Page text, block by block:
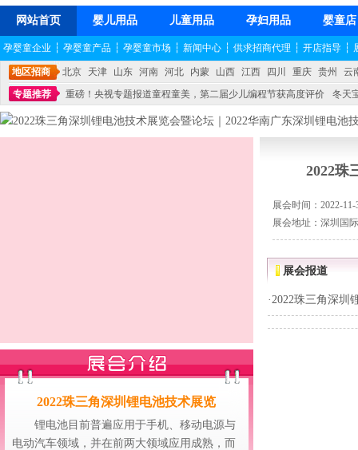
网站首页 婴儿用品 儿童用品 孕妇用品 婴童店
孕婴童企业 ┆ 孕婴童产品 ┆ 孕婴童市场 ┆ 新闻中心 ┆ 供求招商代理 ┆ 开店指导 ┆
地区招商 北京 天津 山东 河南 河北 内蒙 山西 江西 四川 重庆 贵州
云
专题推荐
重磅！央视专题报道童程童美，第二届少儿编程节获高度评价
冬天
不能再单纯地销售产品,而要向增强服务转型,毕竟母婴产品比较特殊。”
妇幼广场
2022珠三角深圳锂电池技术展览
锂电池目前普遍应用于手机、移动电源与
电动汽车领域，并在前两大领域应用成熟，而
2022珠
展会时间：2022-11-
展会地址：深圳国
展会报道
·2022珠三角深圳